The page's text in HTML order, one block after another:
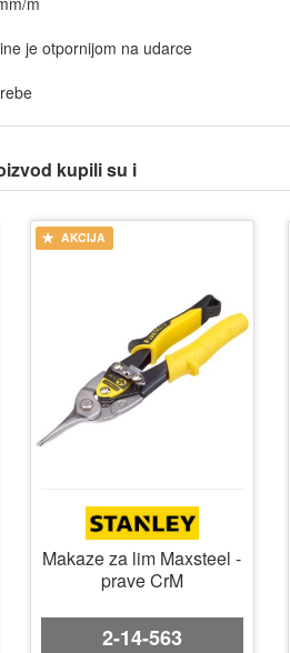
je otpornijom na udarce
kupili su i
AKCIJA
Makaze za lim Maxsteel -
prave CrM
2-14-563